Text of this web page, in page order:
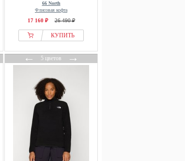
66 North
Флисовая кофта
17 160 ₽ 26 490 ₽
КУПИТЬ
←5 цветов→